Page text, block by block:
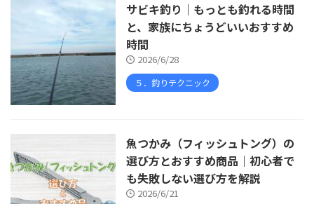
サビキ釣り｜もっとも釣れる時間
と、家族にちょうどいいおすすめ
時間
2026/6/28
５．釣りテクニック
魚つかみ（フィッシュトング）の
選び方とおすすめ商品｜初心者で
も失敗しない選び方を解説
2026/6/21